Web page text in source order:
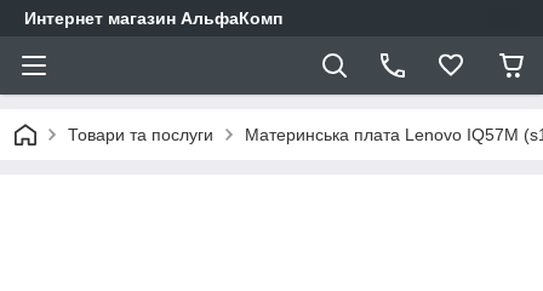
Интернет магазин АльфаКомп
Товари та послуги Материнська плата Lenovo IQ57M